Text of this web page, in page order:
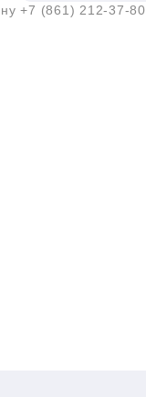
+7 (861) 212-37-80